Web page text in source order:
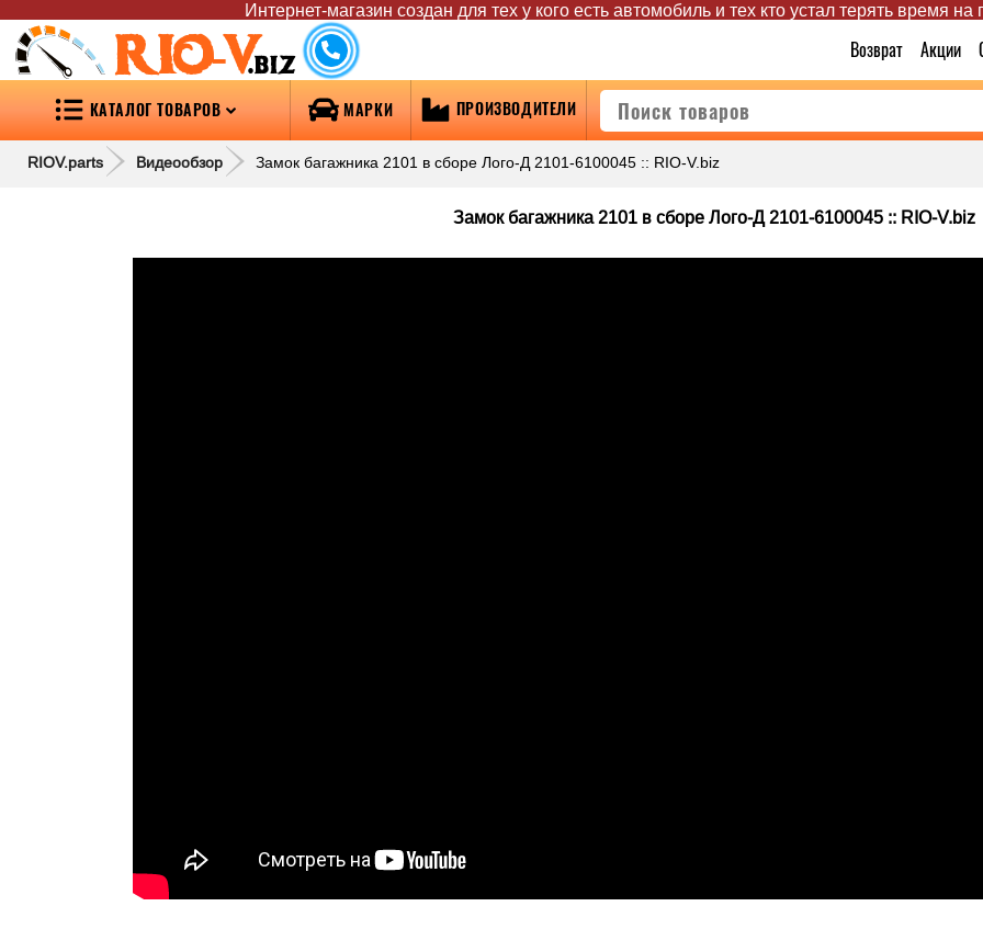
Интернет-магазин создан для тех у кого есть автомобиль и тех кто устал терять время
RIO-V.biz Возврат Акции
КАТАЛОГ ТОВАРОВ МАРКИ ПРОИЗВОДИТЕЛИ
RIOV.parts Видеообзор Замок багажника 2101 в сборе Лого-Д 2101-6100045 :: RIO-V.biz
Замок багажника 2101 в сборе Лого-Д 2101-6100045 :: RIO-V.biz